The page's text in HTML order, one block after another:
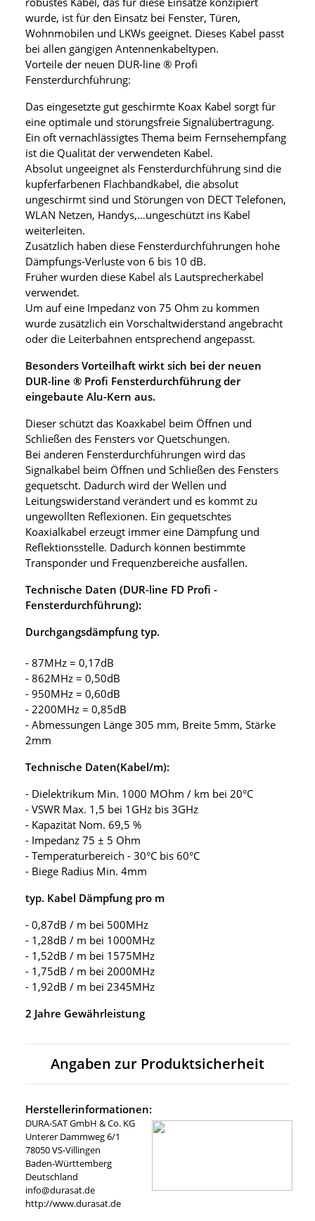
wurde, ist für den Einsatz bei Fenster, Türen,
Wohnmobilen und LKWs geeignet. Dieses Kabel passt
bei allen gängigen Antennenkabeltypen.
Vorteile der neuen DUR-line ® Profi
Fensterdurchführung:
Das eingesetzte gut geschirmte Koax Kabel sorgt für
eine optimale und störungsfreie Signalübertragung.
Ein oft vernachlässigtes Thema beim Fernsehempfang
ist die Qualität der verwendeten Kabel.
Absolut ungeeignet als Fensterdurchführung sind die
kupferfarbenen Flachbandkabel, die absolut
ungeschirmt sind und Störungen von DECT Telefonen,
WLAN Netzen, Handys,…ungeschützt ins Kabel
weiterleiten.
Zusätzlich haben diese Fensterdurchführungen hohe
Dämpfungs-Verluste von 6 bis 10 dB.
Früher wurden diese Kabel als Lautsprecherkabel
verwendet.
Um auf eine Impedanz von 75 Ohm zu kommen
wurde zusätzlich ein Vorschaltwiderstand angebracht
oder die Leiterbahnen entsprechend angepasst.
Besonders Vorteilhaft wirkt sich bei der neuen
DUR-line ® Profi Fensterdurchführung der
eingebaute Alu-Kern aus.
Dieser schützt das Koaxkabel beim Öffnen und
Schließen des Fensters vor Quetschungen.
Bei anderen Fensterdurchführungen wird das
Signalkabel beim Öffnen und Schließen des Fensters
gequetscht. Dadurch wird der Wellen und
Leitungswiderstand verändert und es kommt zu
ungewollten Reflexionen. Ein gequetschtes
Koaxialkabel erzeugt immer eine Dämpfung und
Reflektionsstelle. Dadurch können bestimmte
Transponder und Frequenzbereiche ausfallen.
Technische Daten (DUR-line FD Profi -
Fensterdurchführung):
Durchgangsdämpfung typ.
- 87MHz = 0,17dB
- 862MHz = 0,50dB
- 950MHz = 0,60dB
- 2200MHz = 0,85dB
- Abmessungen Länge 305 mm, Breite 5mm, Stärke
2mm
Technische Daten(Kabel/m):
- Dielektrikum Min. 1000 MOhm / km bei 20°C
- VSWR Max. 1,5 bei 1GHz bis 3GHz
- Kapazität Nom. 69,5 %
- Impedanz 75 ± 5 Ohm
- Temperaturbereich - 30°C bis 60°C
- Biege Radius Min. 4mm
typ. Kabel Dämpfung pro m
- 0,87dB / m bei 500MHz
- 1,28dB / m bei 1000MHz
- 1,52dB / m bei 1575MHz
- 1,75dB / m bei 2000MHz
- 1,92dB / m bei 2345MHz
2 Jahre Gewährleistung
Angaben zur Produktsicherheit
Herstellerinformationen:
DURA-SAT GmbH & Co. KG
Unterer Dammweg 6/1
78050 VS-Villingen
Baden-Württemberg
Deutschland
info@durasat.de
http://www.durasat.de